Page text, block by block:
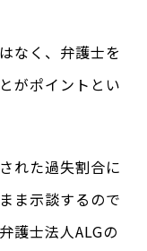
なく、弁護士を
がポイントとい
れた過失割合に
ま示談するので
護士法人ALGの